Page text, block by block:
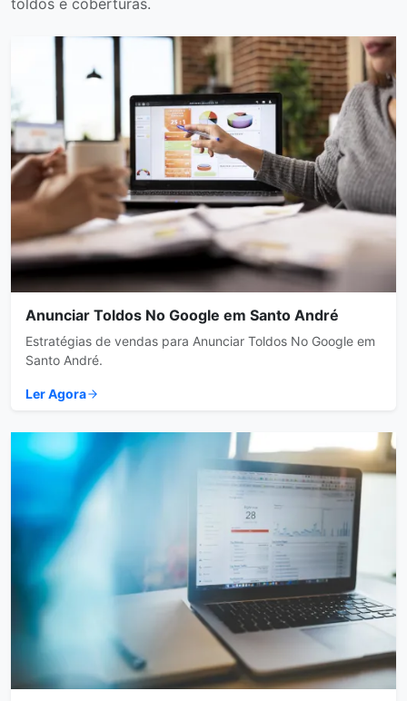
Anunciar Toldos No Google em Santo André
Estratégias de vendas para Anunciar Toldos No Google em
Santo André.
Ler Agora